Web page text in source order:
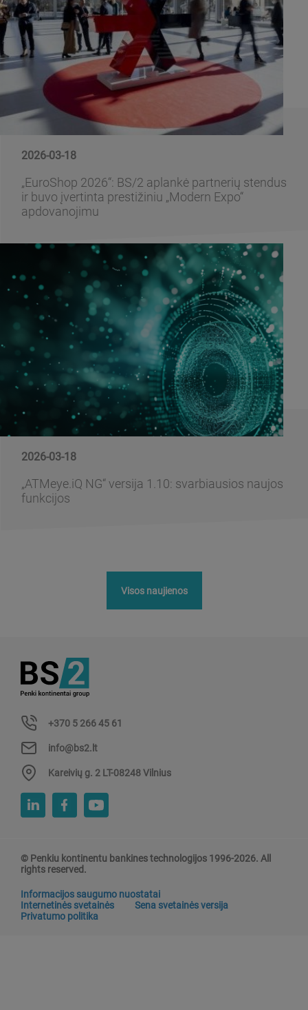
2026-03-18
„EuroShop 2026“: BS/2 aplankė partnerių stendus
ir buvo įvertinta prestižiniu „Modern Expo“
apdovanojimu
2026-03-18
„ATMeye.iQ NG“ versija 1.10: svarbiausios naujos
funkcijos
Visos naujienos
+370 5 266 45 61
info@bs2.lt
Kareivių g. 2 LT-08248 Vilnius
© Penkiu kontinentu bankines technologijos 1996-2026. All
rights reserved.
Informacijos saugumo nuostatai
Internetinės svetainės
Sena svetainės versija
Privatumo politika